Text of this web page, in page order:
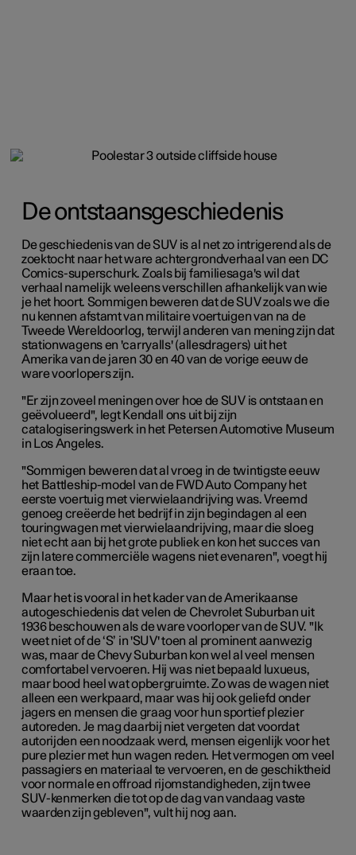
De ontstaansgeschiedenis
De geschiedenis van de SUV is al net zo intrigerend als de
zoektocht naar het ware achtergrondverhaal van een DC
Comics-superschurk. Zoals bij familiesaga's wil dat
verhaal namelijk weleens verschillen afhankelijk van wie
je het hoort. Sommigen beweren dat de SUV zoals we die
nu kennen afstamt van militaire voertuigen van na de
Tweede Wereldoorlog, terwijl anderen van mening zijn dat
stationwagens en 'carryalls' (allesdragers) uit het
Amerika van de jaren 30 en 40 van de vorige eeuw de
warevoorloperszijn.
"Er zijn zoveel meningen over hoe de SUV is ontstaan en
geëvolueerd", legt Kendall ons uit bij zijn
catalogiseringswerk in het Petersen Automotive Museum
in Los Angeles.
"Sommigen beweren dat al vroeg in de twintigste eeuw
het Battleship-model van de FWD Auto Company het
eerste voertuig met vierwielaandrijving was. Vreemd
genoeg creëerde het bedrijf in zijn begindagen al een
touringwagen met vierwielaandrijving, maar die sloeg
niet echt aan bij het grote publiek en kon het succes van
zijn latere commerciële wagens niet evenaren", voegt hij
eraan toe.
Maar het is vooral in het kader van de Amerikaanse
autogeschiedenis dat velen de Chevrolet Suburban uit
1936 beschouwen als de ware voorloper van de SUV. "Ik
weet niet of de ‘S’ in 'SUV' toen al prominent aanwezig
was, maar de Chevy Suburban kon wel al veel mensen
comfortabel vervoeren. Hij was niet bepaald luxueus,
maar bood heel wat opbergruimte. Zo was de wagen niet
alleen een werkpaard, maar was hij ook geliefd onder
jagers en mensen die graag voor hun sportief plezier
autoreden. Je mag daarbij niet vergeten dat voordat
autorijden een noodzaak werd, mensen eigenlijk voor het
pure plezier met hun wagen reden. Het vermogen om veel
passagiers en materiaal te vervoeren, en de geschiktheid
voor normale en offroad rijomstandigheden, zijn twee
SUV-kenmerken die tot op de dag van vandaag vaste
waarden zijn gebleven", vult hij nog aan.